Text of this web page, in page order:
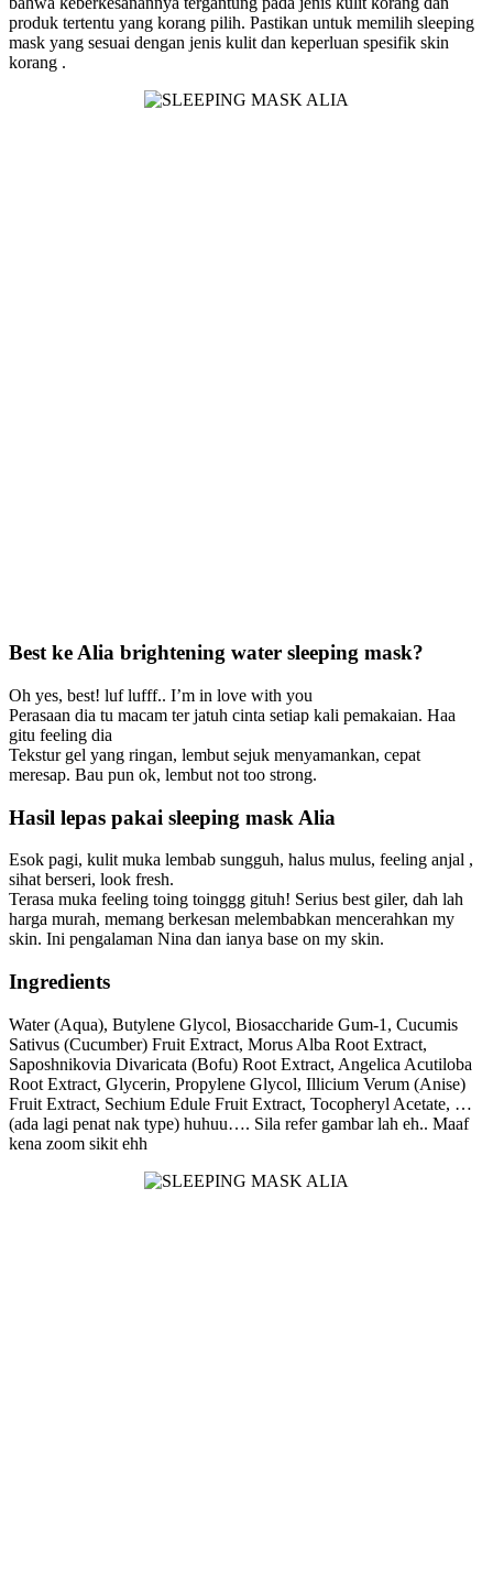
produk tertentu yang korang pilih. Pastikan untuk memilih sleeping
mask yang sesuai dengan jenis kulit dan keperluan spesifik skin
korang .
Best ke Alia brightening water sleeping mask?
Oh yes, best! luf lufff.. I’m in love with you
Perasaan dia tu macam ter jatuh cinta setiap kali pemakaian. Haa
gitu feeling dia
Tekstur gel yang ringan, lembut sejuk menyamankan, cepat
meresap. Bau pun ok, lembut not too strong.
Hasil lepas pakai sleeping mask Alia
Esok pagi, kulit muka lembab sungguh, halus mulus, feeling anjal ,
sihat berseri, look fresh.
Terasa muka feeling toing toinggg gituh! Serius best giler, dah lah
harga murah, memang berkesan melembabkan mencerahkan my
skin. Ini pengalaman Nina dan ianya base on my skin.
Ingredients
Water (Aqua), Butylene Glycol, Biosaccharide Gum-1, Cucumis
Sativus (Cucumber) Fruit Extract, Morus Alba Root Extract,
Saposhnikovia Divaricata (Bofu) Root Extract, Angelica Acutiloba
Root Extract, Glycerin, Propylene Glycol, Illicium Verum (Anise)
Fruit Extract, Sechium Edule Fruit Extract, Tocopheryl Acetate, …
(ada lagi penat nak type) huhuu…. Sila refer gambar lah eh.. Maaf
kena zoom sikit ehh